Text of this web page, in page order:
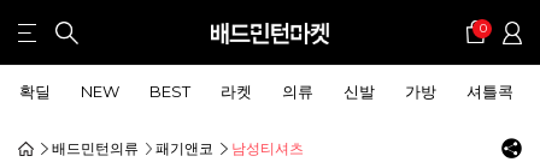
0
확딜 NEW BEST 라켓 의류 신발 가방 셔틀콕
배드민턴의류 패기앤코 남성티셔츠